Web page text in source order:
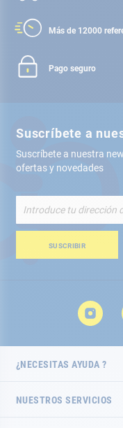
Más de 12000
Pago seguro
Suscríbete a
Suscríbete a nuestra
ofertas y novedades
nuestro
de
SUSCRIBIR
¿NECESITAS AYUDA ?
NUESTROS SERVICIOS